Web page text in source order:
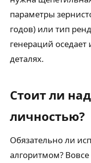
параметры
годов) или тип
генераций
деталях.
Стоит ли
личностью?
Обязательно ли
алгоритмом?